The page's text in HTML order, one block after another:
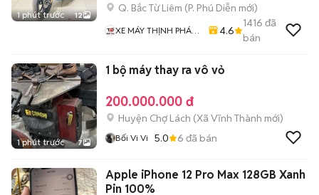
1 phút trước 12
Q. Bắc Từ Liêm (P. Phú Diễn mới)
XE MÁY THỊNH PHÁT
4.6
1416 đã
bán
1 phút trước 7
1 bộ máy thay ra vô vỏ
200.000.000 đ
Huyện Chợ Lách (Xã Vĩnh Thành mới)
Bối Vi Vi 5.0 6 đã bán
Apple iPhone 12 Pro Max 128GB Xanh
Pin 100%